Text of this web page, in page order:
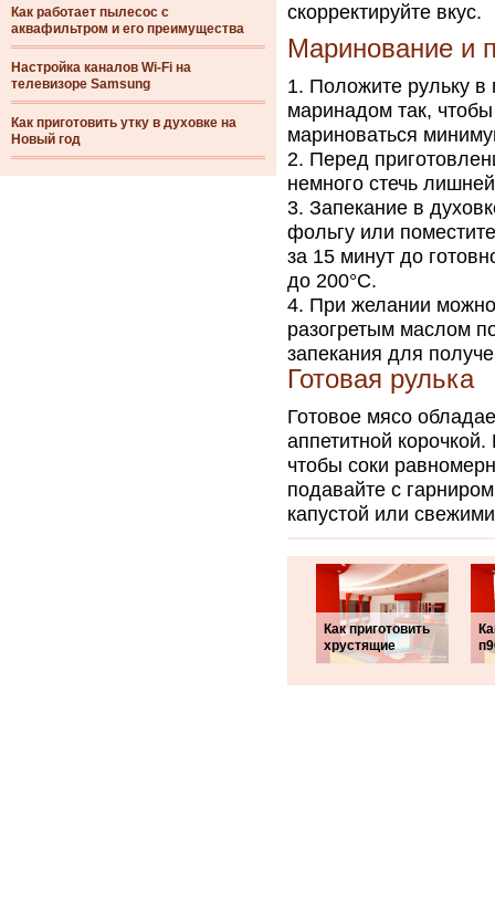
Как работает пылесос с
аквафильтром и его преимущества
Настройка каналов Wi-Fi на
телевизоре Samsung
Как приготовить утку в духовке на
Новый год
скорректируйте вкус.
Маринование и
Положите рульку в
маринадом так,
мариноваться
Перед
немного стечь
Запекание в
фольгу или
за 15 минут до
до 200°C.
При желании
разогретым маслом
запекания для
Готовая рулька
Готовое мясо
аппетитной
чтобы соки
подавайте с
капустой или
Как приготовить
хрустящие